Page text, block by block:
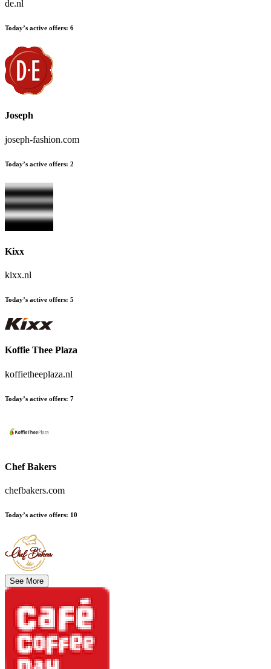
de.nl
Today’s active offers: 6
Joseph
joseph-fashion.com
Today’s active offers: 2
Kixx
kixx.nl
Today’s active offers: 5
Koffie Thee Plaza
koffietheeplaza.nl
Today’s active offers: 7
Chef Bakers
chefbakers.com
Today’s active offers: 10
See More